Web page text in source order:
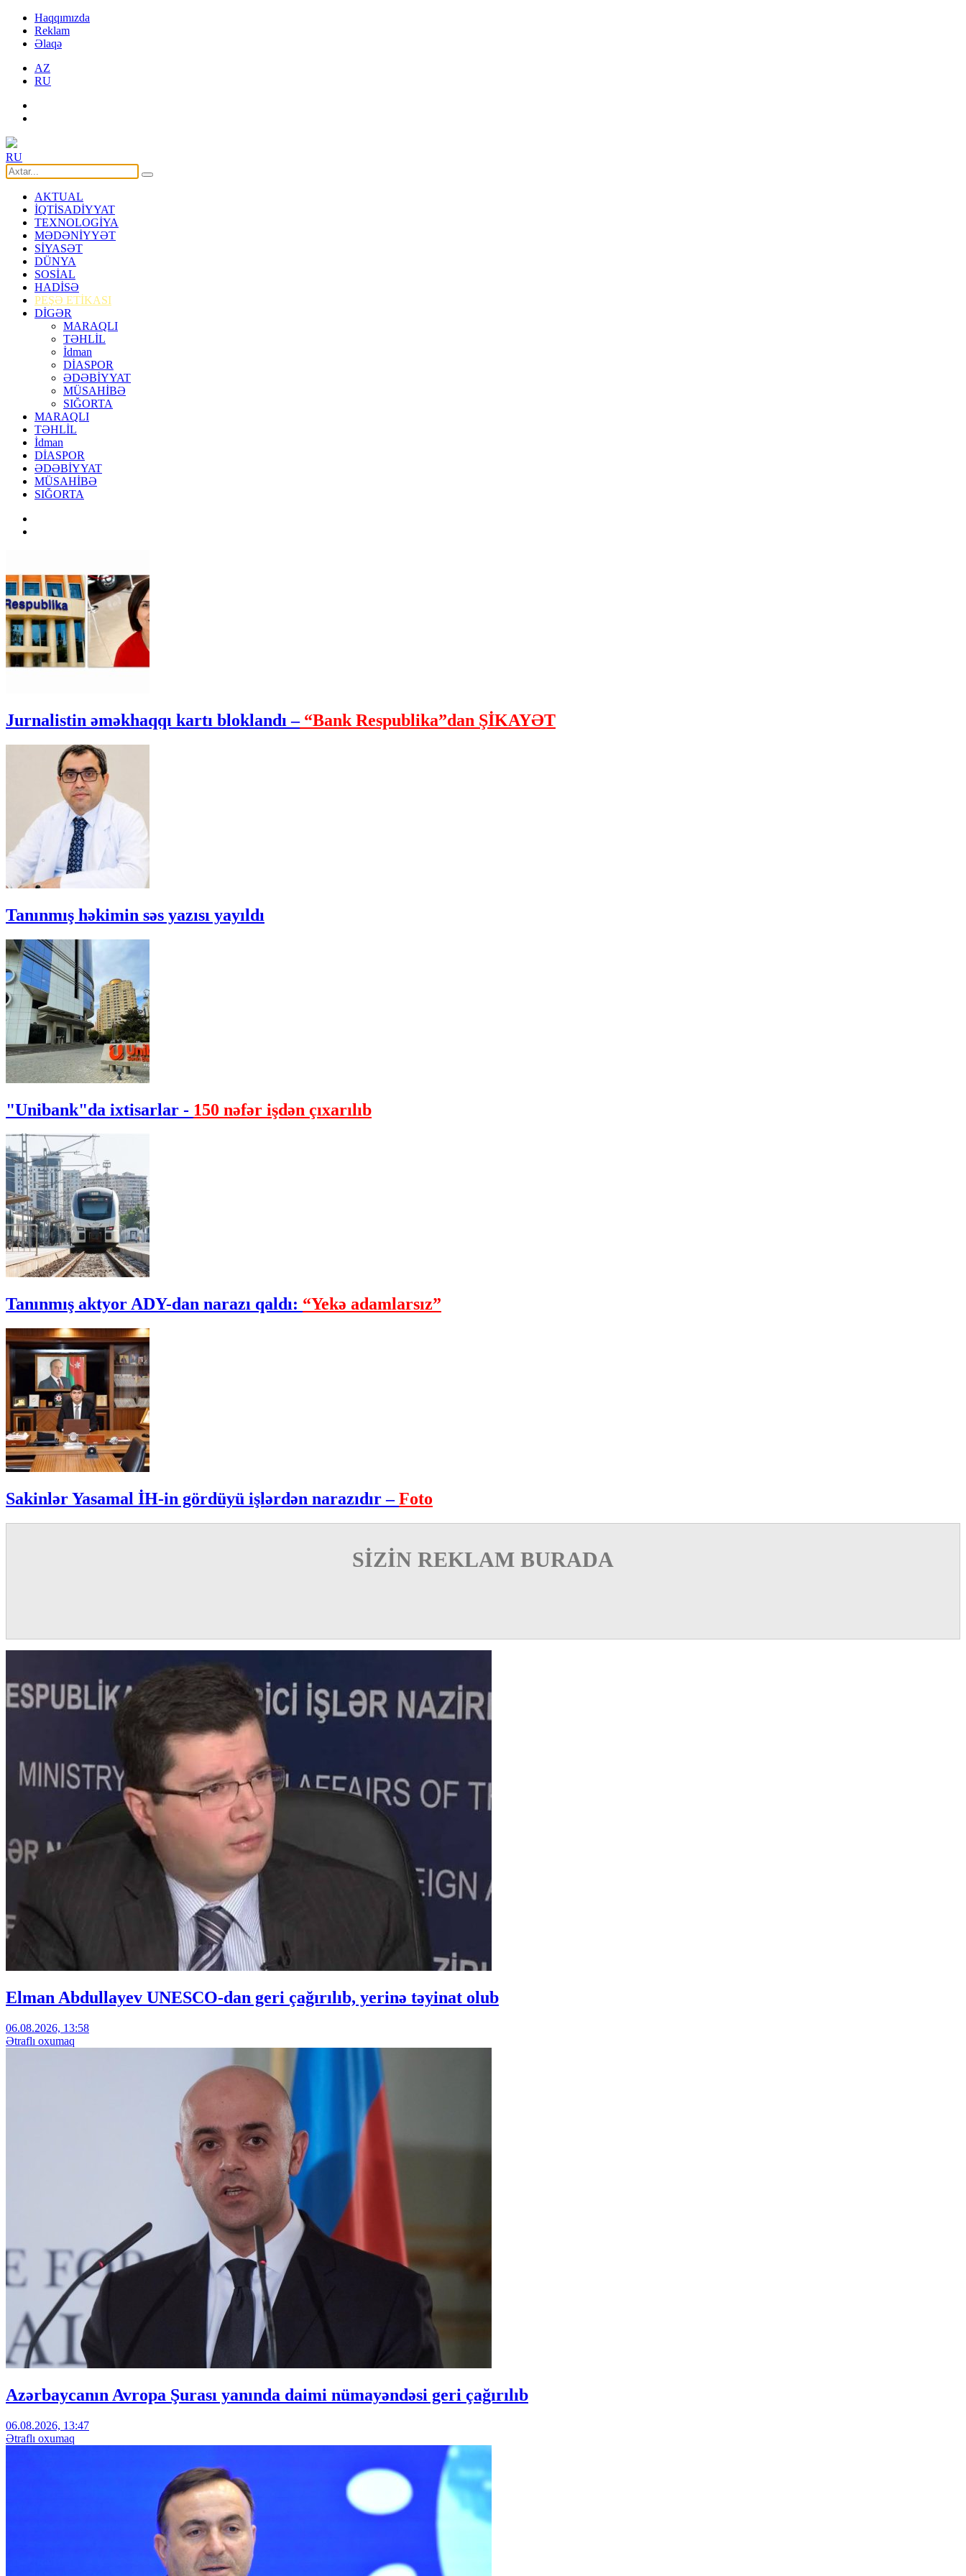
Haqqımızda
Reklam
Əlaqə
AZ
RU
RU
AKTUAL
İQTİSADİYYAT
TEXNOLOGİYA
MƏDƏNİYYƏT
SİYASƏT
DÜNYA
SOSİAL
HADİSƏ
PEŞƏ ETİKASI
DİGƏR
MARAQLI
TƏHLİL
İdman
DİASPOR
ƏDƏBİYYAT
MÜSAHİBƏ
SIĞORTA
MARAQLI
TƏHLİL
İdman
DİASPOR
ƏDƏBİYYAT
MÜSAHİBƏ
SIĞORTA
Jurnalistin əməkhaqqı kartı bloklandı –“Bank Respublika”dan ŞİKAYƏT
Tanınmış həkimin səs yazısı yayıldı
"Unibank"da ixtisarlar - 150 nəfər işdən çıxarılıb
Tanınmış aktyor ADY-dan narazı qaldı: “Yekə adamlarsız”
Sakinlər Yasamal İH-in gördüyü işlərdən narazıdır –Foto
SİZİN REKLAM BURADA
Elman Abdullayev UNESCO-dan geri çağırılıb, yerinə təyinat olub
06.08.2026, 13:58
Ətraflı oxumaq
Azərbaycanın Avropa Şurası yanında daimi nümayəndəsi geri çağırılıb
06.08.2026, 13:47
Ətraflı oxumaq